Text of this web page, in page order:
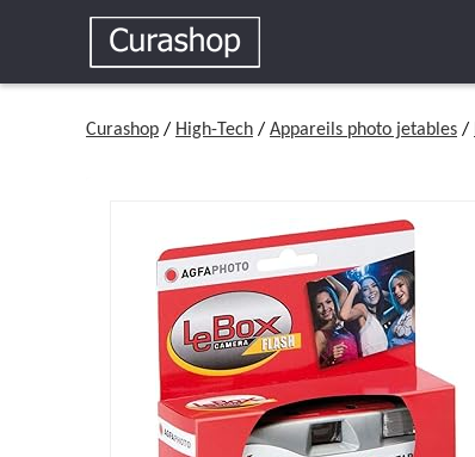
Curashop / High-Tech / Appareils photo jetables /